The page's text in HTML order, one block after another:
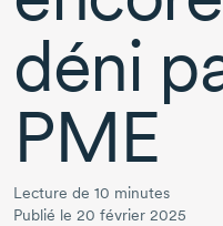
déni
PME
Lecture de 10 minutes
Publié le 20 février 2025